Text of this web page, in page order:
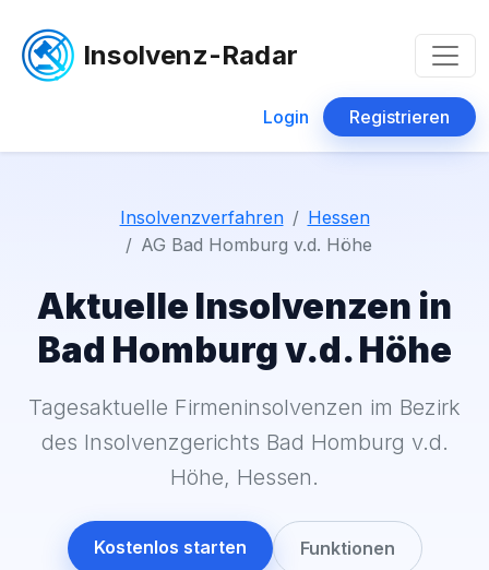
Insolvenz-Radar
Login Registrieren
Insolvenzverfahren
Hessen
AG Bad Homburg v.d. Höhe
Aktuelle Insolvenzen in
Bad Homburg v.d. Höhe
Tagesaktuelle Firmeninsolvenzen im Bezirk
des Insolvenzgerichts Bad Homburg v.d.
Höhe, Hessen.
Kostenlos starten Funktionen